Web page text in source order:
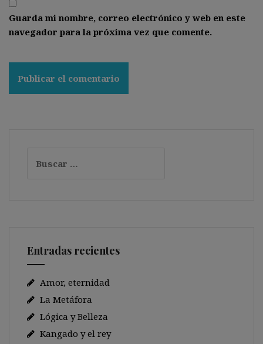
Guarda mi nombre, correo electrónico y web en este
navegador para la próxima vez que comente.
Entradas recientes
Amor, eternidad
La Metáfora
Lógica y Belleza
Kangado y el rey